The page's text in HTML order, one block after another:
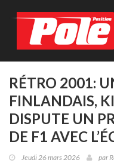
RÉTRO 2001:
FINLANDAIS,
DISPUTE UN
DE F1 AVEC
Jeudi 26 mars 2026 par